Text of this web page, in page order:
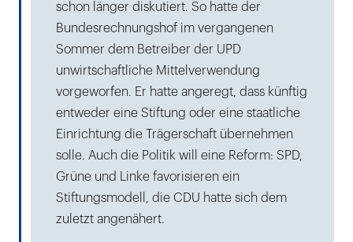
schon länger diskutiert. So hatte der
Bundesrechnungshof im vergangenen
Sommer dem Betreiber der UPD
unwirtschaftliche Mittelverwendung
vorgeworfen. Er hatte angeregt, dass künftig
entweder eine Stiftung oder eine staatliche
Einrichtung die Trägerschaft übernehmen
solle. Auch die Politik will eine Reform: SPD,
Grüne und Linke favorisieren ein
Stiftungsmodell, die CDU hatte sich dem
zuletzt angenähert.